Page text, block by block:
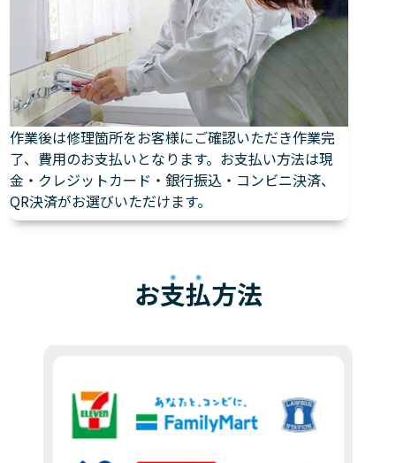
作業後は修理箇所をお客様にご確認いただき作業完
了、費用のお支払いとなります。お支払い方法は現
金・クレジットカード・銀行振込・コンビニ決済、
QR決済がお選びいただけます。
お支払方法